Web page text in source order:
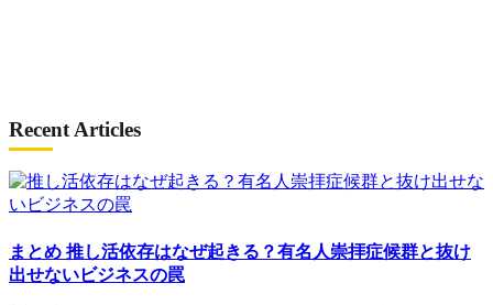
Recent Articles
まとめ 推し活依存はなぜ起きる？有名人崇拝症候群と抜け
出せないビジネスの罠